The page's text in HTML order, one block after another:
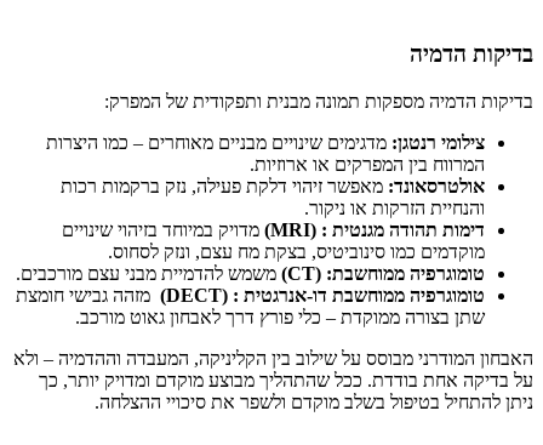
בדיקות הדמיה
בדיקות הדמיה מספקות תמונה מבנית ותפקודית של המפרק:
צילומי רנטגן: מדגימים שינויים מבניים מאוחרים – כמו היצרות
המרווח בין המפרקים או ארוזיות.
אולטרסאונד: מאפשר זיהוי דלקת פעילה, נזק ברקמות רכות
והנחיית הזרקות או ניקור.
דימות תהודה מגנטית : (MRI)
מדויק במיוחד בזיהוי שינויים
מוקדמים כמו סינוביטיס, בצקת מח עצם, ונזק לסחוס.
טומוגרפיה ממוחשבת: (CT)
משמש להדמיית מבני עצם מורכבים.
טומוגרפיה ממוחשבת דו-אנרגטית : (DECT)
מזהה גבישי חומצת
שתן בצורה ממוקדת – כלי פורץ דרך לאבחון גאוט מורכב.
האבחון המודרני מבוסס על שילוב בין הקליניקה, המעבדה וההדמיה – ולא
על בדיקה אחת בודדת. ככל שהתהליך מבוצע מוקדם ומדויק יותר, כך
ניתן להתחיל בטיפול בשלב מוקדם ולשפר את סיכויי ההצלחה.